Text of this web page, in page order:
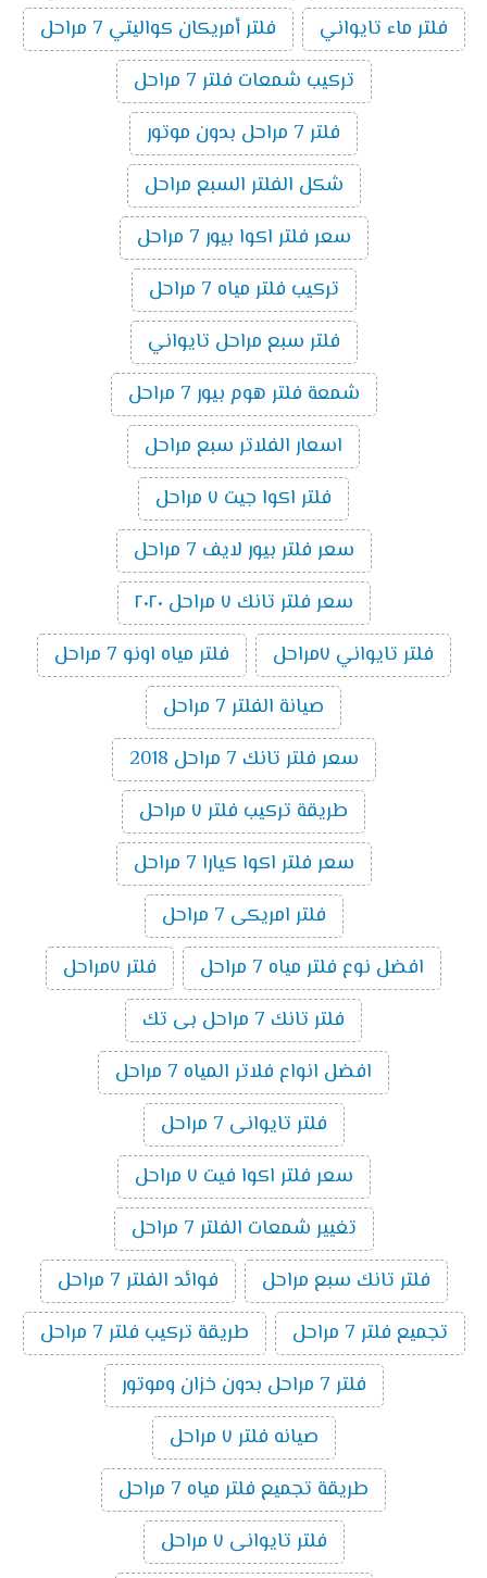
فلتر ماء تايواني
فلتر أمريكان كواليتي 7 مراحل
تركيب شمعات فلتر 7 مراحل
فلتر 7 مراحل بدون موتور
شكل الفلتر السبع مراحل
سعر فلتر اكوا بيور 7 مراحل
تركيب فلتر مياه 7 مراحل
فلتر سبع مراحل تايواني
شمعة فلتر هوم بيور 7 مراحل
اسعار الفلاتر سبع مراحل
فلتر اكوا جيت ٧ مراحل
سعر فلتر بيور لايف 7 مراحل
سعر فلتر تانك ٧ مراحل ٢٠٢٠
فلتر تايواني ٧مراحل
فلتر مياه اونو 7 مراحل
صيانة الفلتر 7 مراحل
سعر فلتر تانك 7 مراحل 2018
طريقة تركيب فلتر ٧ مراحل
سعر فلتر اكوا كيارا 7 مراحل
فلتر امريكى 7 مراحل
افضل نوع فلتر مياه 7 مراحل
فلتر ٧مراحل
فلتر تانك 7 مراحل بى تك
افضل انواع فلاتر المياه 7 مراحل
فلتر تايوانى 7 مراحل
سعر فلتر اكوا فيت ٧ مراحل
تغيير شمعات الفلتر 7 مراحل
فلتر تانك سبع مراحل
فوائد الفلتر 7 مراحل
تجميع فلتر 7 مراحل
طريقة تركيب فلتر 7 مراحل
فلتر 7 مراحل بدون خزان وموتور
صيانه فلتر ٧ مراحل
طريقة تجميع فلتر مياه 7 مراحل
فلتر تايوانى ٧ مراحل